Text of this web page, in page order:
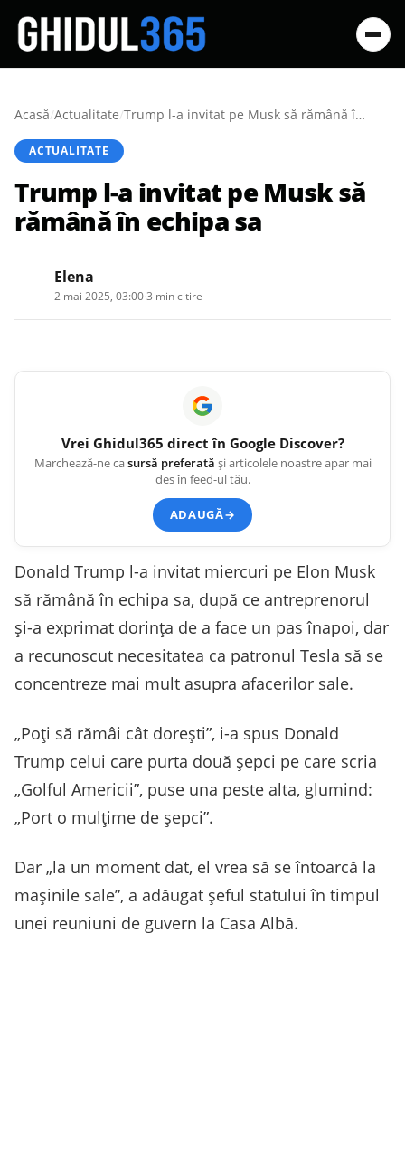
Acasă/Actualitate/ Trump l-a invitat pe Musk să rămână în echipa sa
ACTUALITATE
Trump l-a invitat pe Musk să
rămână în echipa sa
Elena
2 mai 2025, 03:003 min citire
Vrei Ghidul365 direct în Google Discover?
Marchează-ne casursă preferată și articolele noastre apar mai
des în feed-ul tău.
ADAUGĂ→
Donald Trump l-a invitat miercuri pe Elon Musk
să rămână în echipa sa, după ce antreprenorul
şi-a exprimat dorinţa de a face un pas înapoi, dar
a recunoscut necesitatea ca patronul Tesla să se
concentreze mai mult asupra afacerilor sale.
„Poţi să rămâi cât doreşti”, i-a spus Donald
Trump celui care purta două şepci pe care scria
„Golful Americii”, puse una peste alta, glumind:
„Port o mulţime de şepci”.
Dar „la un moment dat, el vrea să se întoarcă la
maşinile sale”, a adăugat şeful statului în timpul
unei reuniuni de guvern la Casa Albă.